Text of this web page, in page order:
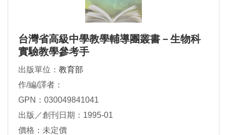
台灣省高級中學教學輔導團叢書－生物科
實驗教學參考手
出版單位： 教育部
作/編/譯者：
GPN：030049841041
出版／創刊日期：1995-01
價格：未定價